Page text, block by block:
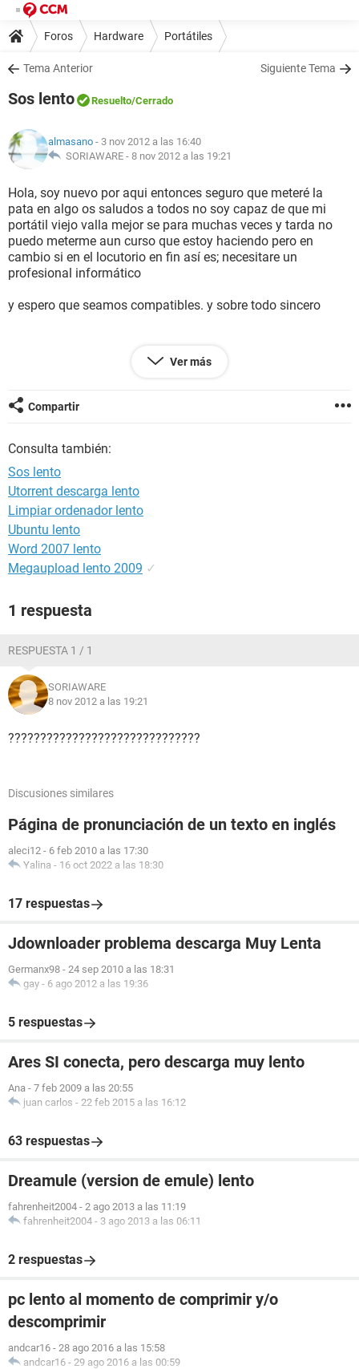
Foros Hardware Portátiles
Tema Anterior Siguiente Tema
Sos lento Resuelto/Cerrado
almasano - 3 nov 2012 a las 16:40
SORIAWARE - 8 nov 2012 a las 19:21
Hola, soy nuevo por aqui entonces seguro que meteré la
pata en algo os saludos a todos no soy capaz de que mi
portátil viejo valla mejor se para muchas veces y tarda no
puedo meterme aun curso que estoy haciendo pero en
cambio si en el locutorio en fin así es; necesitare un
profesional informático
y espero que seamos compatibles. y sobre todo sincero
Ver más
Compartir
Consulta también:
Sos lento
Utorrent descarga lento
Limpiar ordenador lento
Ubuntu lento
Word 2007 lento
Megaupload lento 2009 ✓
1 respuesta
RESPUESTA 1 / 1
SORIAWARE
8 nov 2012 a las 19:21
??????????????????????????????
Discusiones similares
Página de pronunciación de un texto en inglés
aleci12 - 6 feb 2010 a las 17:30
Yalina - 16 oct 2022 a las 18:30
17 respuestas
Jdownloader problema descarga Muy Lenta
Germanx98 - 24 sep 2010 a las 18:31
gay - 6 ago 2012 a las 19:36
5 respuestas
Ares SI conecta, pero descarga muy lento
Ana - 7 feb 2009 a las 20:55
juan carlos - 22 feb 2015 a las 16:12
63 respuestas
Dreamule (version de emule) lento
fahrenheit2004 - 2 ago 2013 a las 11:19
fahrenheit2004 - 3 ago 2013 a las 06:11
2 respuestas
pc lento al momento de comprimir y/o
descomprimir
andcar16 - 28 ago 2016 a las 15:58
andcar16 - 29 ago 2016 a las 00:59